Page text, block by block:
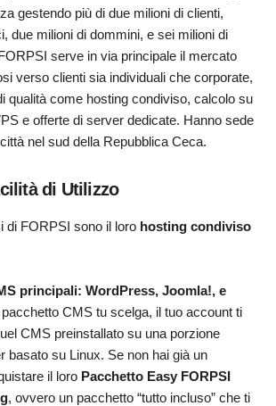
gestendo più di due milioni di clienti,
due milioni di dommini, e sei milioni di
serve in via principale il mercato
verso clienti sia individuali che corporate,
qualità come hosting condiviso, calcolo su
e offerte di server dedicate. Hanno sede
nel sud della Repubblica Ceca.
di Utilizzo
di FORPSI sono il loro hosting condiviso
principali: WordPress, Joomla!, e
CMS tu scelga, il tuo account ti
CMS preinstallato su una porzione
basato su Linux. Se non hai già un
il loro Pacchetto Easy FORPSI
, ovvero un pacchetto “tutto incluso” che ti